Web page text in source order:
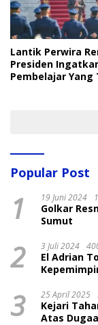
Lantik Perwira
Presiden
Pembelajar Yang
Popular Post
1 19 Juni 2024
Golkar
Sumut
2 3 Juli 2024
El Adrian
3 25 April 2025
Kejari
Atas